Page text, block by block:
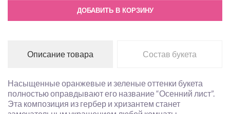
ДОБАВИТЬ В КОРЗИНУ
Описание товара Состав букета
Насыщенные оранжевые и зеленые оттенки букета
полностью оправдывают его название “Осенний лист”.
Эта композиция из гербер и хризантем станет